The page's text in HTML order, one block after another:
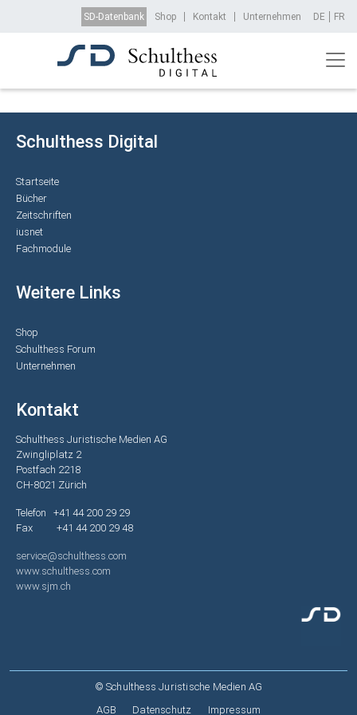
Direkt zum Inhalt
Top Menu
SD-Datenbank Shop Kontakt Unternehmen DE FR
Schulthess Digital
Startseite
Bücher
Zeitschriften
iusnet
Fachmodule
Weitere Links
Shop
Schulthess Forum
Unternehmen
Kontakt
Schulthess Juristische Medien AG
Zwingliplatz 2
Postfach 2218
CH-8021 Zürich
Telefon +41 44 200 29 29
Fax +41 44 200 29 48
service@schulthess.com
www.schulthess.com
www.sjm.ch
© Schulthess Juristische Medien AG
AGB Datenschutz Impressum